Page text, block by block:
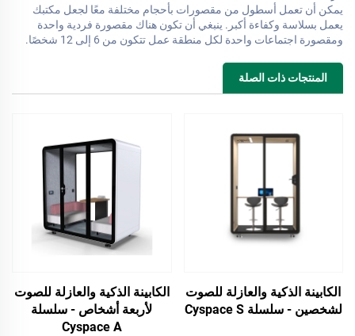
يمكن أن تعمل أسطول من مقصورات بأحجام مختلفة معًا لجعل مكتبك
يعمل بسلاسة وكفاءة أكبر. ينبغي أن تكون هناك مقصورة فردية واحدة
ومقصورة اجتماعات واحدة لكل منطقة عمل تتكون من 6 إلى 12 شخصًا.
المنتجات ذات الصلة
الكابينة الذكية والعازلة للصوت
لأربعة أشخاص - سلسلة
Cyspace A
الكابينة الذكية والعازلة للصوت
لشخصين - سلسلة Cyspace S